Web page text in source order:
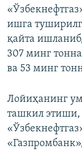
ишга
қайта
307 минг
ва 53 минг
Лойиҳанинг
ташкил этиши,